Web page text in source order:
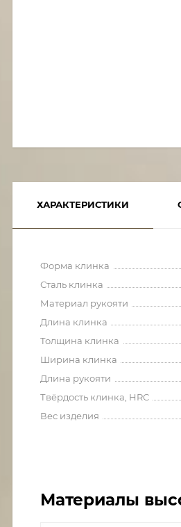
ХАРАКТЕРИСТИКИ
Форма клинка
Сталь клинка
Материал рукояти
Длина клинка
Толщина клинка
Ширина клинка
Длина рукояти
Твёрдость клинка, HRC
Вес изделия
Материалы